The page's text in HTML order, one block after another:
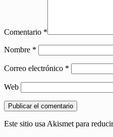
Comentario *
Nombre *
Correo electrónico *
Web
Este sitio usa Akismet para